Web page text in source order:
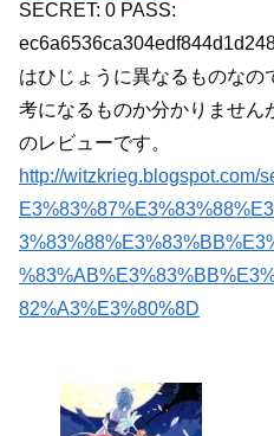
SECRET: 0 PASS:
はひじょうに異なるものなの
考になるものか分かりません
のレビューです。
http://witzkrieg.blogspot.com/
82%A3%E3%80%8D